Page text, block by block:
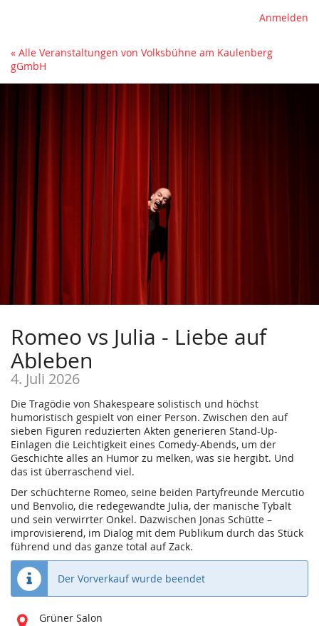
Anmelden
« Alle Veranstaltungen von Volksbühne am Kaulenberg
gGmbH
Romeo vs Julia - Liebe auf
Ableben
4. Juli 2026
Die Tragödie von Shakespeare solistisch und höchst
humoristisch gespielt von einer Person. Zwischen den auf
sieben Figuren reduzierten Akten generieren Stand-Up-
Einlagen die Leichtigkeit eines Comedy-Abends, um der
Geschichte alles an Humor zu melken, was sie hergibt. Und
das ist überraschend viel.
Der schüchterne Romeo, seine beiden Partyfreunde Mercutio
und Benvolio, die redegewandte Julia, der manische Tybalt
und sein verwirrter Onkel. Dazwischen Jonas Schütte –
improvisierend, im Dialog mit dem Publikum durch das Stück
führend und das ganze total auf Zack.
Der Vorverkauf wurde beendet
Wo
Grüner Salon